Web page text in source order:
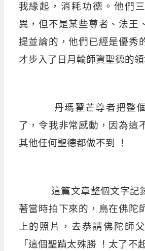
我緣起，消耗功德。他們
異，但不是某些尊者、法王
提並論的，他們已經是優秀
才步入了日月輪師資聖德的領
丹瑪翟芒尊者把整個
了，令我非常感動，因為這
其他任何聖德都做不到 ！
這篇文章整個文字記
著當時拍下來的，鳥在佛陀
上的照片，去恭請佛陀師
「這個聖蹟太殊勝 ！太了不